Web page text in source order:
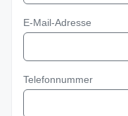
E-Mail-Adresse
Telefonnummer